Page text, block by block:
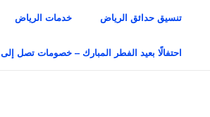
المحتوى
تنسيق حدائق الرياض خدمات الرياض
احتفالًا بعيد الفطر المبارك – خصومات تصل إلى 15% على جميع خدماتنا